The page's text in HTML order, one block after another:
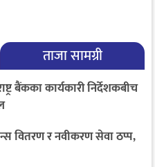
ताजा सामग्री
बैंकका कार्यकारी निर्देशकबीच
वितरण र नवीकरण सेवा ठप्प,